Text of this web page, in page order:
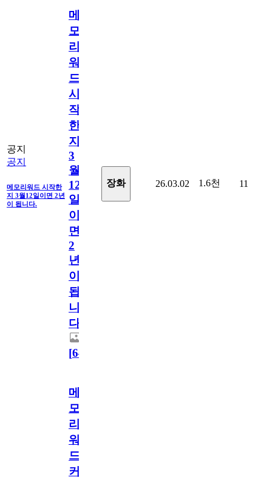
공지
공지
메모리워드 시작한
지 3월12일이면 2년
이 됩니다.
메
모
리
워
드
시
작
한
지
3
월
12
일
이
면
2
년
이
됩
니
다.
[64
장화 26.03.02 1.6천 11
메
모
리
워
드
커